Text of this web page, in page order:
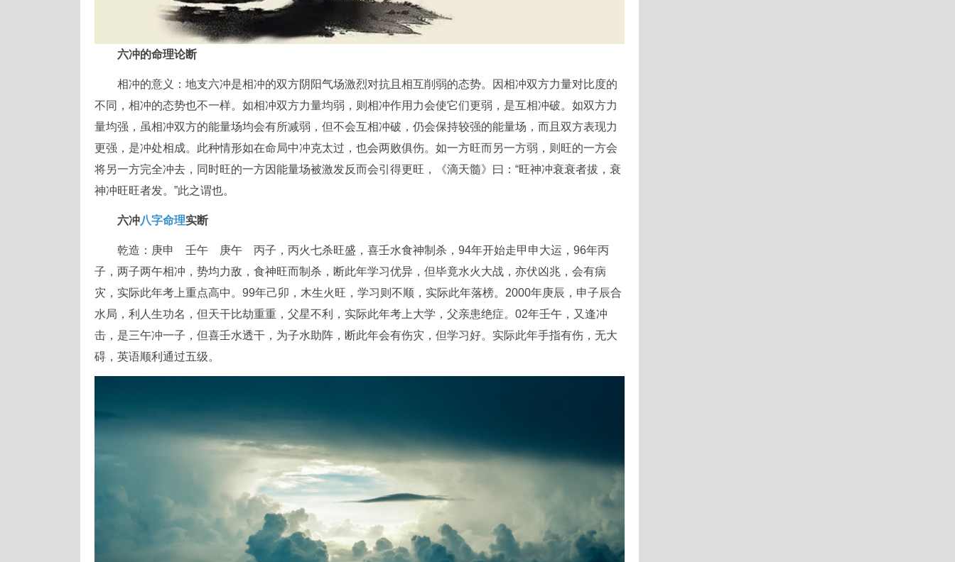
六冲的命理论断
相冲的意义：地支六冲是相冲的双方阴阳气场激烈对抗且相互削弱的态势。因相冲双方力量对比度的
不同，相冲的态势也不一样。如相冲双方力量均弱，则相冲作用力会使它们更弱，是互相冲破。如双方力
量均强，虽相冲双方的能量场均会有所减弱，但不会互相冲破，仍会保持较强的能量场，而且双方表现力
更强，是冲处相成。此种情形如在命局中冲克太过，也会两败俱伤。如一方旺而另一方弱，则旺的一方会
将另一方完全冲去，同时旺的一方因能量场被激发反而会引得更旺，《滴天髓》曰：“旺神冲衰衰者拔，衰
神冲旺旺者发。”此之谓也。
六冲八字命理实断
乾造：庚申 壬午 庚午 丙子，丙火七杀旺盛，喜壬水食神制杀，94年开始走甲申大运，96年丙
子，两子两午相冲，势均力敌，食神旺而制杀，断此年学习优异，但毕竟水火大战，亦伏凶兆，会有病
灾，实际此年考上重点高中。99年己卯，木生火旺，学习则不顺，实际此年落榜。2000年庚辰，申子辰合
水局，利人生功名，但天干比劫重重，父星不利，实际此年考上大学，父亲患绝症。02年壬午，又逢冲
击，是三午冲一子，但喜壬水透干，为子水助阵，断此年会有伤灾，但学习好。实际此年手指有伤，无大
碍，英语顺利通过五级。